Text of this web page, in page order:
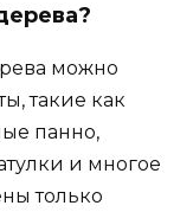
можно
такие как
панно,
и многое
только